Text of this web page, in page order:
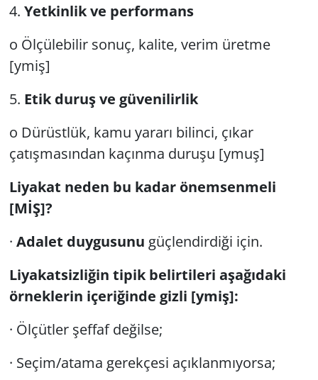
4. Yetkinlik ve performans
o Ölçülebilir sonuç, kalite, verim üretme
[ymiş]
5. Etik duruş ve güvenilirlik
o Dürüstlük, kamu yararı bilinci, çıkar
çatışmasından kaçınma duruşu [ymuş]
Liyakat neden bu kadar önemsenmeli
[MİŞ]?
· Adalet duygusunu güçlendirdiği için.
Liyakatsizliğin tipik belirtileri aşağıdaki
örneklerin içeriğinde gizli [ymiş]:
· Ölçütler şeffaf değilse;
· Seçim/atama gerekçesi açıklanmıyorsa;